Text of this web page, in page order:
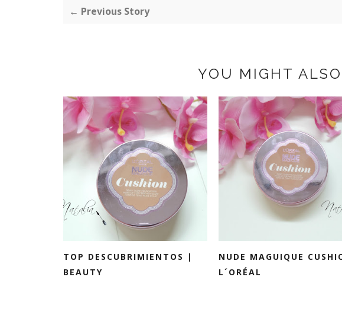
← Previous Story
YOU MIGHT
TOP DESCUBRIMIENTOS |
BEAUTY
NUDE MAGUIQUE
L´ORÉAL